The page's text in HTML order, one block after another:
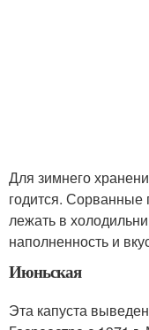
Для зимнего
годится. Сорванные
лежать в
наполненность и
Июньская
Эта капуста